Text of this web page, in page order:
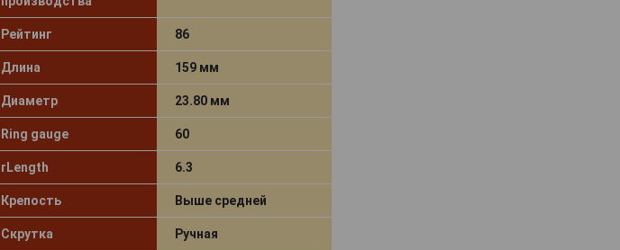
Рейтинг 86
Длина 159 мм
Диаметр 23.80 мм
Ring gauge 60
rLength 6.3
Крепость Выше средней
Скрутка Ручная